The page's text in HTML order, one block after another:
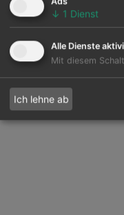
↓ 1 Dienst
Alle Dienste
Mit diesem
Ich lehne ab